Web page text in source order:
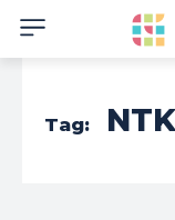
Tag: